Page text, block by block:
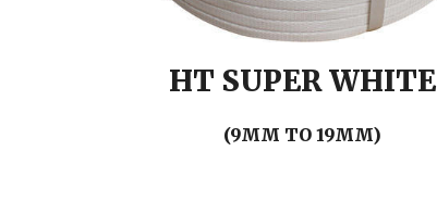
HT SUPER WHITE
(9MM TO 19MM)